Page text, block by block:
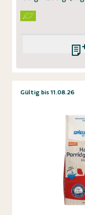
Gültig bis 11.08.26